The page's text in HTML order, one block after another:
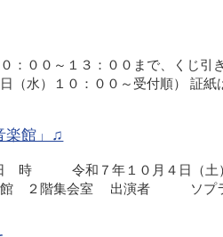
：００～１３：００まで、くじ引
（水）１０：００～受付順） 証
楽館」♫
日 時 令和７年１０月４日（
野会館 ２階集会室 出演